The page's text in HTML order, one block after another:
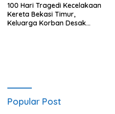
100 Hari Tragedi Kecelakaan
Kereta Bekasi Timur,
Keluarga Korban Desak
Popular Post